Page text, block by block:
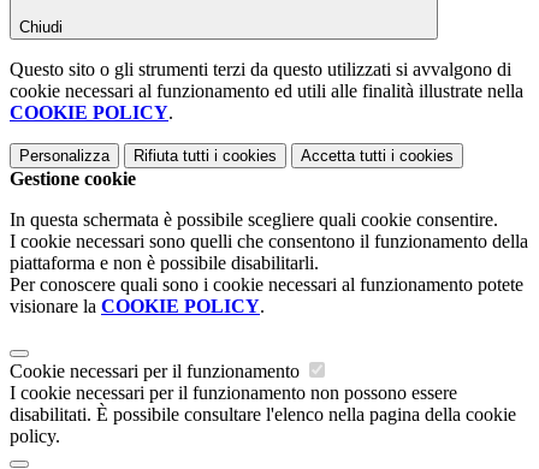
Chiudi
Questo sito o gli strumenti terzi da questo utilizzati si avvalgono di
cookie necessari al funzionamento ed utili alle finalità illustrate nella
COOKIE POLICY.
Personalizza Rifiuta tutti i cookies Accetta tutti i cookies
Gestione cookie
In questa schermata è possibile scegliere quali cookie consentire.
I cookie necessari sono quelli che consentono il funzionamento della
piattaforma e non è possibile disabilitarli.
Per conoscere quali sono i cookie necessari al funzionamento potete
visionare la COOKIE POLICY.
Cookie necessari per il funzionamento
I cookie necessari per il funzionamento non possono essere
disabilitati. È possibile consultare l'elenco nella pagina della cookie
policy.